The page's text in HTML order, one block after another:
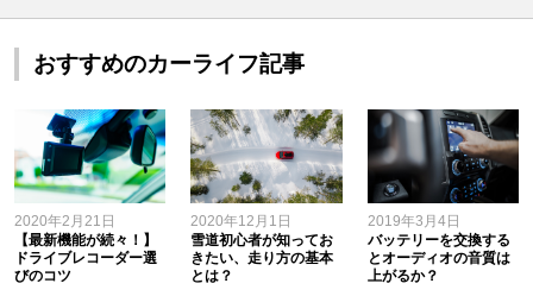
おすすめのカーライフ記事
2020年2月21日
【最新機能が続々！】
ドライブレコーダー選
びのコツ
2020年12月1日
雪道初心者が知ってお
きたい、走り方の基本
とは？
2019年3月4日
バッテリーを交換する
とオーディオの音質は
上がるか？